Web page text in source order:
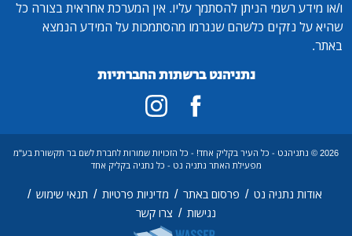
ו/או מידע רשמי הניתן להסתמך עליו. אין המערכת אחראית בצורה כל
שהיא על נזקים כלשהם שנגרמו מהסתמכות על המידע הנמצא
באתר.
נתניהנט ברשתות החברתיות
2026 © נתניהנט - כל העיר בקליק אחד! - כל הזכויות שמורות לחברת לשם בר תקשורת בע"מ
מפעילת האתר נתניה נט - כל נתניה בקליק אחד
אודות נתניה נט / פרסום באתר / מדיניות פרטיות / תנאי שימוש /
נגישות / צרו קשר